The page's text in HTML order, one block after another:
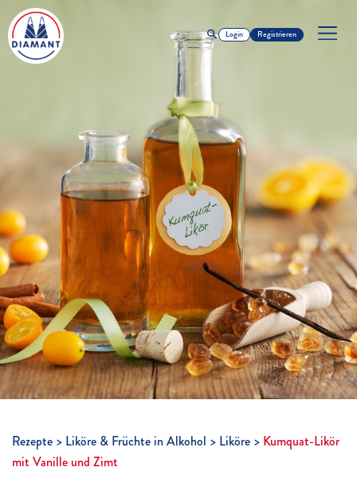
Login Registrieren
Rezepte Liköre & Früchte in Alkohol Liköre
Kumquat-Likör
mit Vanille und Zimt